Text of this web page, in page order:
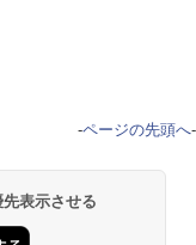
-ページの先頭へ-
表示させる